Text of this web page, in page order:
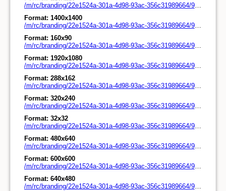
/m/rc/branding/22e1524a-301a-4d98-93ac-356c31989664/90s90s_90s00s_128x128.png
Format: 1400x1400
/m/rc/branding/22e1524a-301a-4d98-93ac-356c31989664/90s90s_90s00s_1400x1400.png
Format: 160x90
/m/rc/branding/22e1524a-301a-4d98-93ac-356c31989664/90s90s_90s00s_160x90.png
Format: 1920x1080
/m/rc/branding/22e1524a-301a-4d98-93ac-356c31989664/90s90s_90s00s_1920x1080.png
Format: 288x162
/m/rc/branding/22e1524a-301a-4d98-93ac-356c31989664/90s90s_90s00s_288x162.png
Format: 320x240
/m/rc/branding/22e1524a-301a-4d98-93ac-356c31989664/90s90s_90s00s_320x240.png
Format: 32x32
/m/rc/branding/22e1524a-301a-4d98-93ac-356c31989664/90s90s_90s00s_32x32.png
Format: 480x640
/m/rc/branding/22e1524a-301a-4d98-93ac-356c31989664/90s90s_90s00s_480x640.png
Format: 600x600
/m/rc/branding/22e1524a-301a-4d98-93ac-356c31989664/90s90s_90s00s_600x600.png
Format: 640x480
/m/rc/branding/22e1524a-301a-4d98-93ac-356c31989664/90s90s_90s00s_640x480.png